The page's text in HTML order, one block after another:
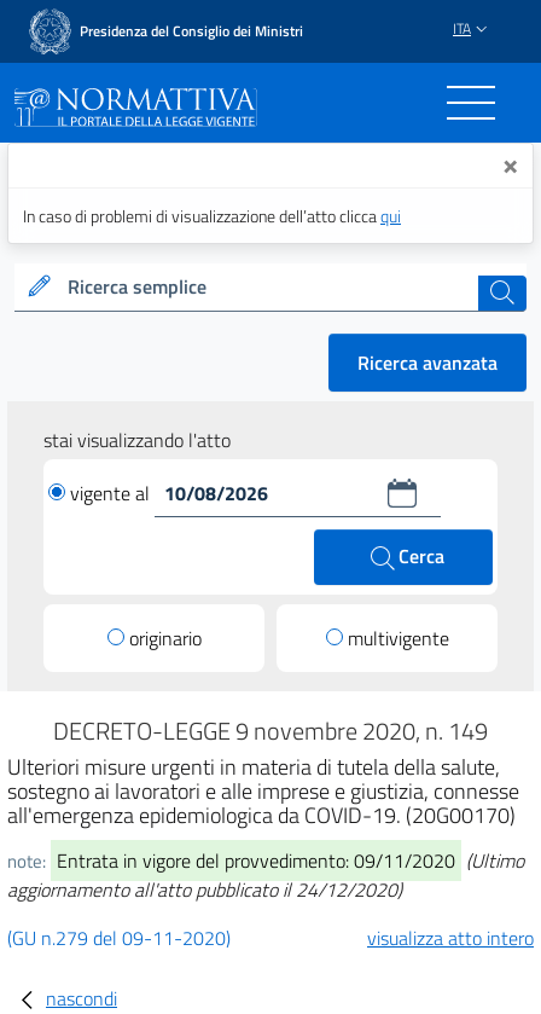
Presidenza del Consiglio dei Ministri ITA
Normattiva - Il portale ×
In caso di problemi di visualizzazione dell’atto cliccaqui
Ricerca semplice cerca
Ricerca avanzata
stai visualizzando l'atto
vigente al
Cerca
originario multivigente
DECRETO-LEGGE 9 novembre 2020, n. 149
Ulteriori misure urgenti in materia di tutela della salute,
sostegno ai lavoratori e alle imprese e giustizia, connesse
all'emergenza epidemiologica da COVID-19. (20G00170)
note: Entrata in vigore del provvedimento: 09/11/2020 (Ultimo
aggiornamento all'atto pubblicato il 24/12/2020)
(GU n.279 del 09-11-2020)
visualizza atto intero
nascondi